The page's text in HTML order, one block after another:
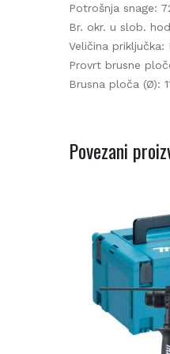
Potrošnja snage:
Br. okr. u slob.
Veličina priključka:
Provrt brusne
Brusna ploča (Ø):
Povezani